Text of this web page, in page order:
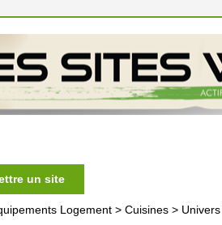
un site
Logement > Cuisines >